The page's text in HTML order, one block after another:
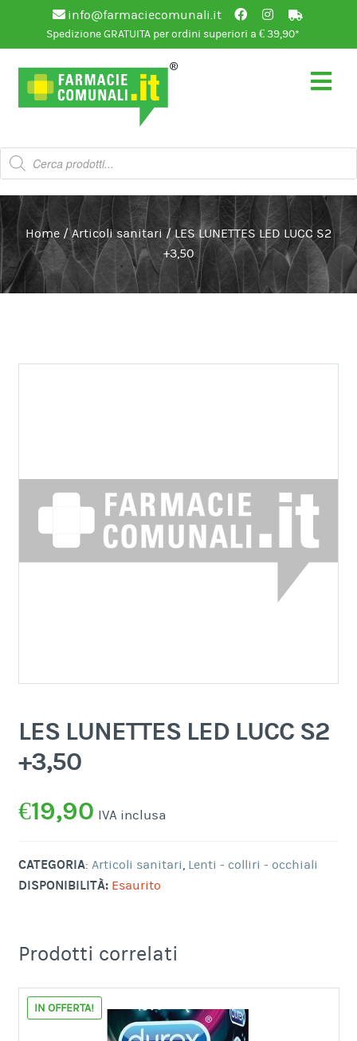
info@farmaciecomunali.it
Spedizione GRATUITA per ordini superiori a € 39,90*
Vai
alla
navigazione
Vai
al
contenuto
Products
search
Home /Articoli sanitari /LES LUNETTES LED LUCC S2
+3,50
LES LUNETTES LED LUCC S2
+3,50
€19,90 IVA inclusa
CATEGORIA: Articoli sanitari, Lenti - colliri - occhiali
DISPONIBILITÀ: Esaurito
Prodotti correlati
IN OFFERTA!